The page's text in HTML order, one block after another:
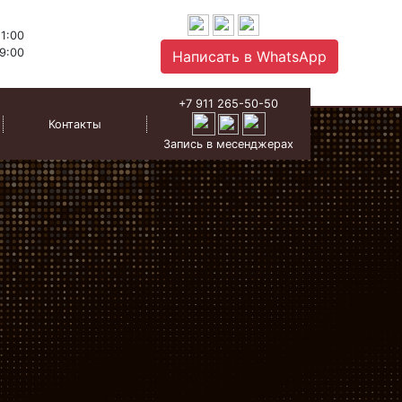
Написать в WhatsApp
Контакты
+7 911 265-50-50
Запись в месенджерах